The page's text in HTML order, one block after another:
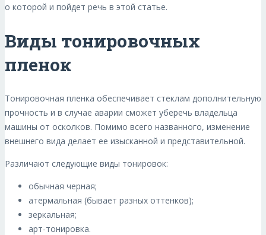
о которой и пойдет речь в этой статье.
Виды тонировочных
пленок
Тонировочная пленка обеспечивает стеклам дополнительную
прочность и в случае аварии сможет уберечь владельца
машины от осколков. Помимо всего названного, изменение
внешнего вида делает ее изысканной и представительной.
Различают следующие виды тонировок:
обычная черная;
атермальная (бывает разных оттенков);
зеркальная;
арт-тонировка.